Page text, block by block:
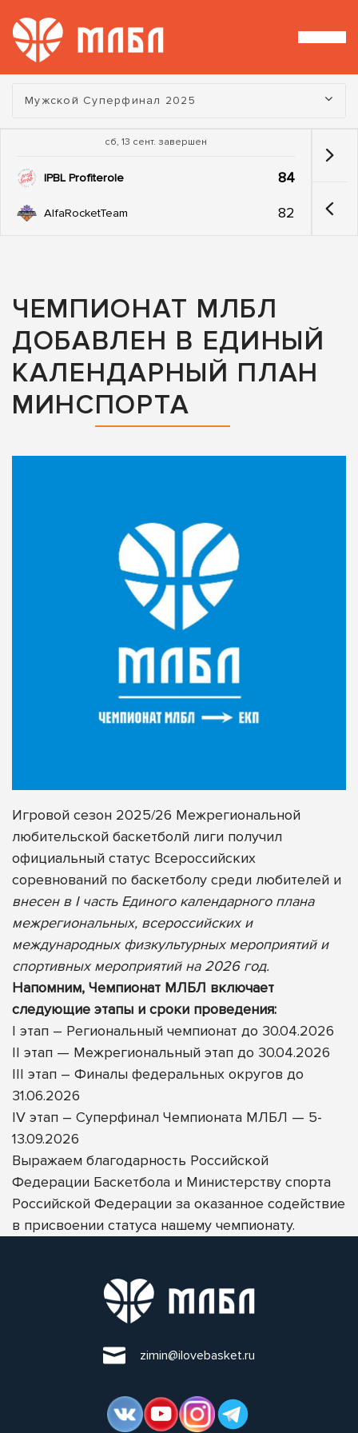
Турнир:
Мужской Суперфинал 2025
сб, 13 сент. завершен
IPBL Profiterole 84
AlfaRocketTeam 82
ЧЕМПИОНАТ МЛБЛ
ДОБАВЛЕН В ЕДИНЫЙ
КАЛЕНДАРНЫЙ ПЛАН
МИНСПОРТА
Игровой сезон 2025/26 Межрегиональной
любительской баскетболй лиги получил
официальный статус Всероссийских
соревнований по баскетболу среди любителей и
внесен в I часть Единого календарного плана
межрегиональных, всероссийских и
международных физкультурных мероприятий и
спортивных мероприятий на 2026 год.
Напомним, Чемпионат МЛБЛ включает
следующие этапы и сроки проведения:
I этап – Региональный чемпионат до 30.04.2026
II этап — Межрегиональный этап до 30.04.2026
III этап – Финалы федеральных округов до
31.06.2026
IV этап – Суперфинал Чемпионата МЛБЛ — 5-
13.09.2026
Выражаем благодарность Российской
Федерации Баскетбола и Министерству спорта
Российской Федерации за оказанное содействие
в присвоении статуса нашему чемпионату.
zimin@ilovebasket.ru